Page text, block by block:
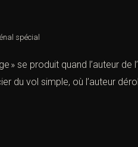
spécial
» se produit quand l’auteur
du vol simple, où l’auteur